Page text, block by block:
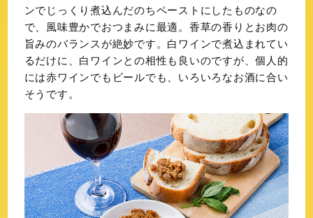
ンでじっくり煮込んだのちペーストにしたものなの
で、風味豊かでおつまみに最適。香草の香りとお肉の
旨みのバランスが絶妙です。白ワインで煮込まれてい
るだけに、白ワインとの相性も良いのですが、個人的
には赤ワインでもビールでも、いろいろなお酒に合い
そうです。